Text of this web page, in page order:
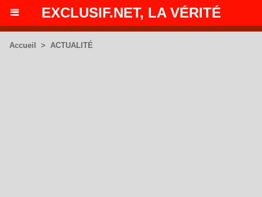
EXCLUSIF.NET, LA VÉRITÉ
Accueil > ACTUALITÉ